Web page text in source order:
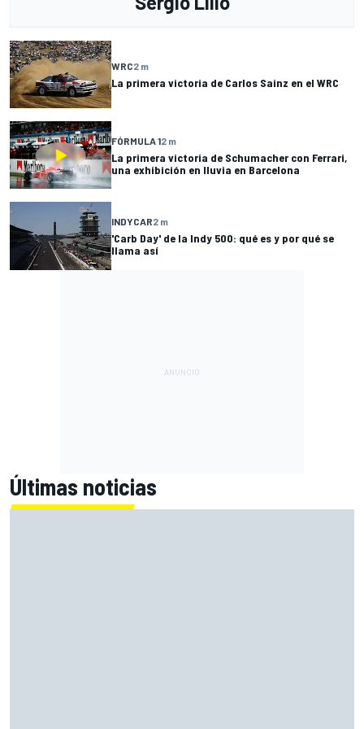
WRC2 m
La primera victoria de Carlos Sainz en el WRC
FÓRMULA 12 m
La primera victoria de Schumacher con Ferrari,
una exhibición en lluvia en Barcelona
INDYCAR2 m
'Carb Day' de la Indy 500: qué es y por qué se
llama así
Últimas noticias